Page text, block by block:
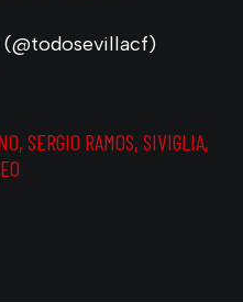
, SERGIO RAMOS, SIVIGLIA,